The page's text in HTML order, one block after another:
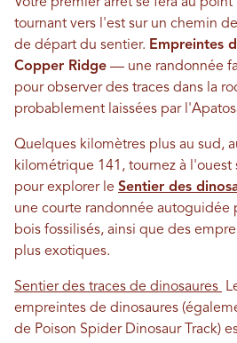
Votre premier arrêt se fera au
tournant vers l'est sur un chemin
de départ du sentier. Empreintes
Copper Ridge — une randonnée
pour observer des traces dans la
probablement laissées par
Quelques kilomètres plus au sud,
kilométrique 141, tournez à l'ouest
pour explorer le Sentier des
une courte randonnée autoguidée
bois fossilisés, ainsi que des
plus exotiques.
Sentier des traces de dinosaures
empreintes de dinosaures
de Poison Spider Dinosaur Track)